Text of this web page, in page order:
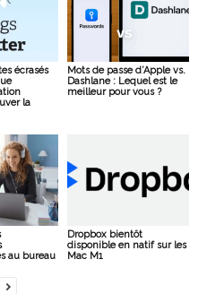
écrasés
la
Mots de passe d’Apple vs.
Dashlane : Lequel est le
meilleur pour vous ?
au bureau
Dropbox bientôt
disponible en natif sur les
Mac M1